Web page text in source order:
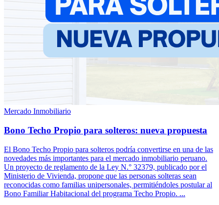
Mercado Inmobiliario
Bono Techo Propio para solteros: nueva propuesta
El Bono Techo Propio para solteros podría convertirse en una de las
novedades más importantes para el mercado inmobiliario peruano.
Un proyecto de reglamento de la Ley N.° 32379, publicado por el
Ministerio de Vivienda, propone que las personas solteras sean
reconocidas como familias unipersonales, permitiéndoles postular al
Bono Familiar Habitacional del programa Techo Propio. ...